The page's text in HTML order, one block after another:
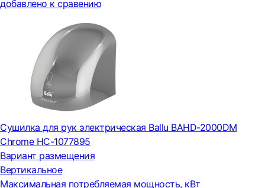
добавлено к сравению
Сушилка для рук электрическая Ballu BAHD-2000DM
Chrome НС-1077895
Вариант размещения
Вертикальное
Максимальная потребляемая мощность, кВт